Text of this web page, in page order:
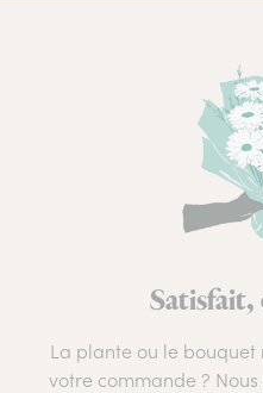
La plante ou le bouquet
votre commande ?